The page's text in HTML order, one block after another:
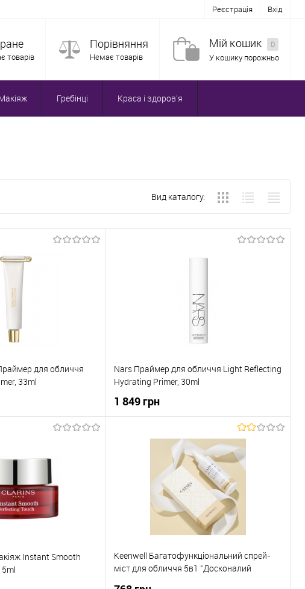
Реєстрація Вхід
товарів
Порівняння
Немає товарів
Мій кошик
0
У кошику порожньо
Гребінці Краса і здоров'я
Вид каталогу:
для обличчя
33ml
До порівняння
В наявності
Nars Праймер для обличчя Light Reflecting
Hydrating Primer, 30ml
1 849 грн
До кошика
Купити в 1 клік
До порівняння
До обраного
В наявності
Instant Smooth
Keenwell Багатофункціональний спрей-
міст для обличчя 5в1 "Досконалий